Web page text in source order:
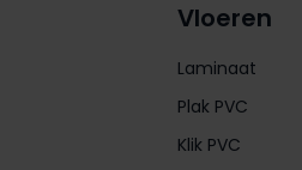
Vloeren
Laminaat
Plak PVC
Klik PVC